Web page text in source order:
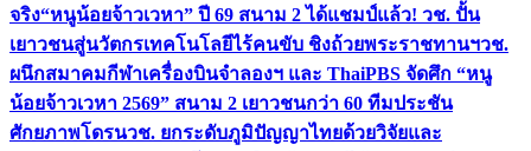
จริง“หนูน้อยจ้าวเวหา” ปี 69 สนาม 2 ได้แชมป์แล้ว! วช. ปั้น
เยาวชนสู่นวัตกรเทคโนโลยีไร้คนขับ ชิงถ้วยพระราชทานฯวช.
ผนึกสมาคมกีฬาเครื่องบินจำลองฯ และ ThaiPBS จัดศึก “หนู
น้อยจ้าวเวหา 2569” สนาม 2 เยาวชนกว่า 60 ทีมประชัน
ศักยภาพโดรนวช. ยกระดับภูมิปัญญาไทยด้วยวิจัยและ